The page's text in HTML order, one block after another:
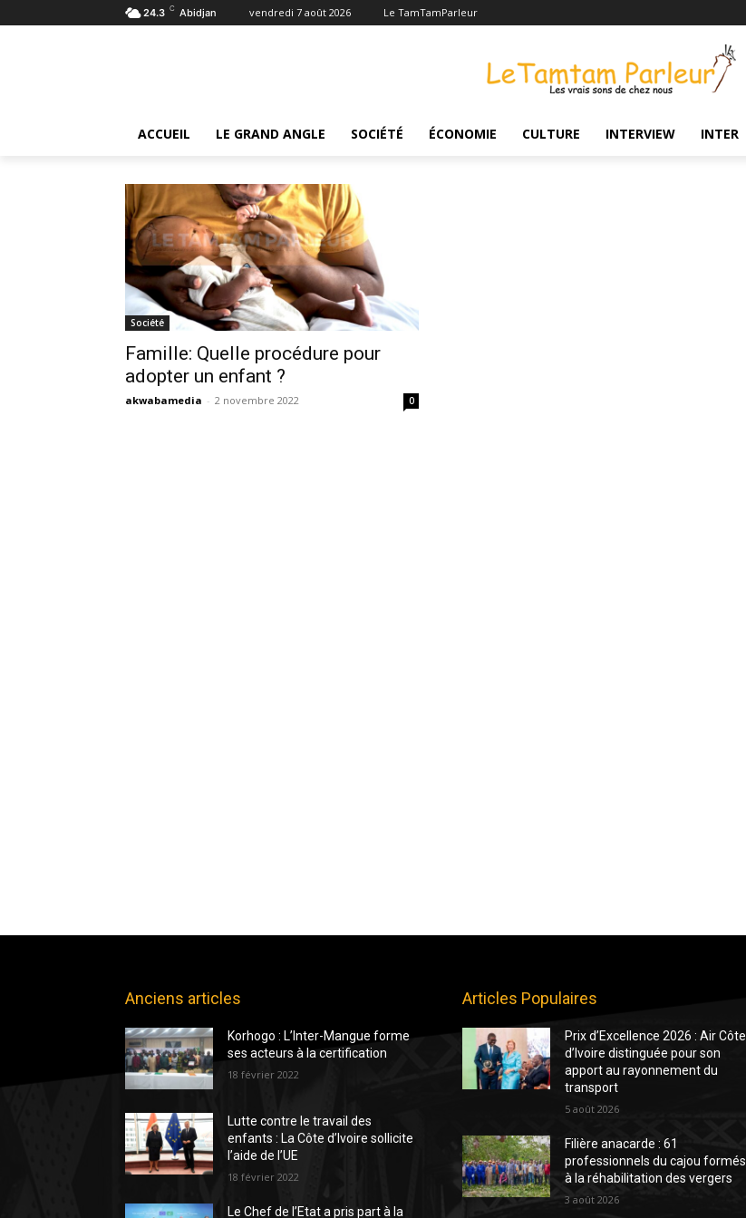
24.3 C Abidjan vendredi 7 août 2026 Le TamTamParleur
ACCUEIL LE GRAND ANGLE SOCIÉTÉ ÉCONOMIE CULTURE INTERVIEW INTER
Tags Procédure
Société
Famille: Quelle procédure pour
adopter un enfant ?
akwabamedia - 2 novembre 2022 0
Anciens articles
Korhogo : L’Inter-Mangue forme
ses acteurs à la certification
18 février 2022
Lutte contre le travail des
enfants : La Côte d’Ivoire sollicite
l’aide de l’UE
18 février 2022
Le Chef de l’Etat a pris part à la
Articles Populaires
Prix d’Excellence 2026 : Air Côte
d’Ivoire distinguée pour son
apport au rayonnement du
transport
5 août 2026
Filière anacarde : 61
professionnels du cajou formés
à la réhabilitation des vergers
3 août 2026